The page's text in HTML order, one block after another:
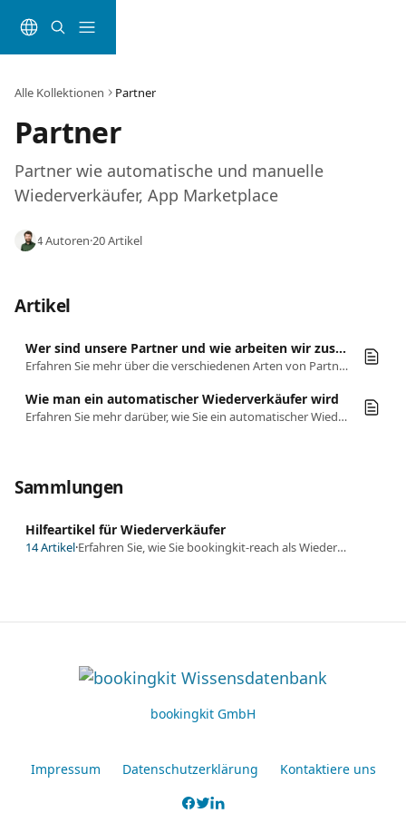
Alle Kollektionen Partner
Partner
Partner wie automatische und manuelle
Wiederverkäufer, App Marketplace
4 Autoren·20 Artikel
Artikel
Wer sind unsere Partner und wie arbeiten wir zusammen?
Erfahren Sie mehr über die verschiedenen Arten von Partnerschaften, die wir unterstützen, darunter Wiederverkäufer- und App-Markt-Partner.
Wie man ein automatischer Wiederverkäufer wird
Erfahren Sie mehr darüber, wie Sie ein automatischer Wiederverkäufer bei bookingkit werden.
Sammlungen
Hilfeartikel für Wiederverkäufer
14 Artikel· Erfahren Sie, wie Sie bookingkit-reach als Wiederverkäufer nutzen können.
bookingkit GmbH
Impressum Datenschutzerklärung Kontaktiere uns